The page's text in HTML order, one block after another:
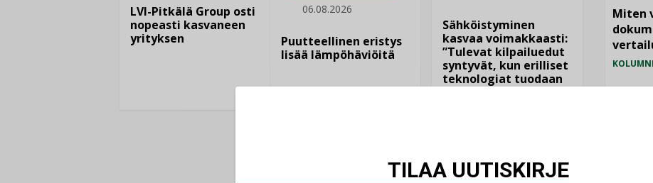
LVI-Pitkälä Group osti
nopeasti kasvaneen
yrityksen
06.08.2026
Puutteellinen eristys
lisää lämpöhäviöitä
Sähköistyminen
kasvaa voimakkaasti:
”Tulevat kilpailuedut
syntyvät, kun erilliset
teknologiat tuodaan
Miten
KOLUMNI
Vesi-
TILAA UUTISKIRJE